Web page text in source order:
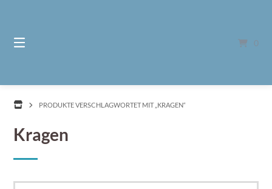
0
PRODUKTE VERSCHLAGWORTET MIT „KRAGEN“
Kragen